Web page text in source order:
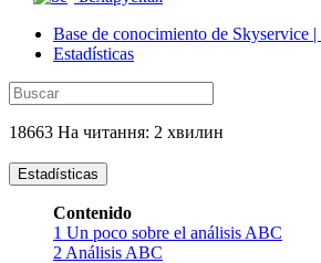
Base de conocimiento de Skyservice
Estadísticas
18663 На читання: 2 хвилин
Estadísticas
Contenido
1 Un poco sobre el análisis ABC
2 Análisis ABC